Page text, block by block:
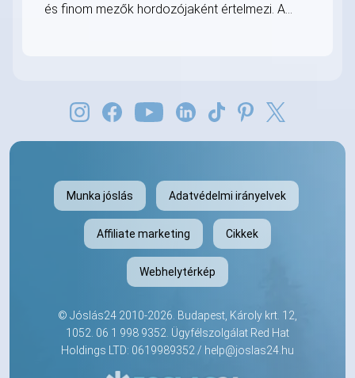
és finom mezők hordozójaként értelmezi. A...
Munka jóslás Adatvédelmi irányelvek
Affiliate marketing Cikkek
Webhelytérkép
© Jóslás24 2010-2026. Budapest, Károly krt. 12,
1052. 06 1 998 9352 . Ügyfélszolgálat Red Hat
Holdings LTD: 0619989352 / help@joslas24.hu